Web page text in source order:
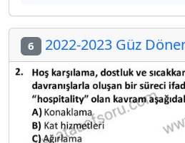
6 2022-2023 Güz